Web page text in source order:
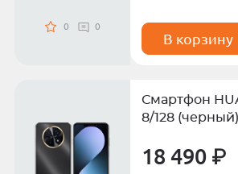
0 0
В корзину
Смартфон
8/128 (черный)
18 490 ₽